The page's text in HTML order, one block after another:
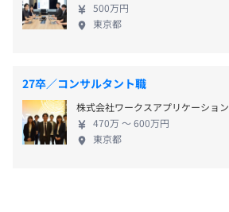
ションシステム
・Brandwatch ソーシャルメディア
・Tableau ビジネス・インテリジェ
・Altair Analytics 統計解析・ビッグ
◆クラウドプラットフォーム
・SKILL-UP-AID ※個人のスキルア
制度（年額12万円まで）
賞与：年2回 ※初年度のみ固定賞与
以内のため、プライベートも充実。
勤務も可能で、在宅／出社を選ん
せて出社でき、お子さんの送り迎え
をはじめとして好評です。 ※昨年オ
フリーアドレスを採用したさらに働
境となりました。 ★★当社の事業領域★★ 〜データ
500万円
東京都
27卒／コンサルタント職
株式会社ワークスアプリケーショ
470万 〜 600万円
東京都